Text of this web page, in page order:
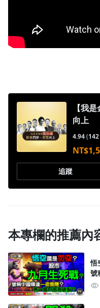
【我
向上
4.94(142
追蹤
本專欄的推薦內
悟
號
泡